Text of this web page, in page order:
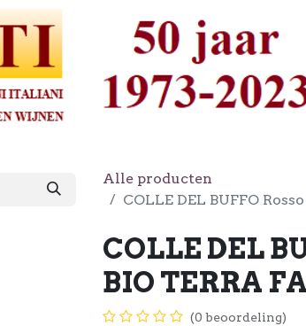
Alle producten
COLLE DEL BUFFO
COLLE DEL
BIO TERRA
(0 beoordeling)